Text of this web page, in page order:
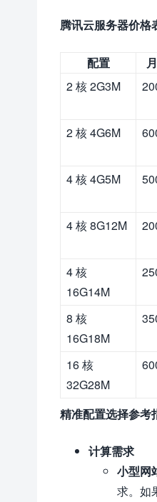
腾讯云服务器价格
配置
2 核 2G3M
2 核 4G6M
4 核 4G5M
4 核 8G12M
4 核
16G14M
8 核
16G18M
16 核
32G28M
精准配置选择参考
计算需求
小型网
求。如